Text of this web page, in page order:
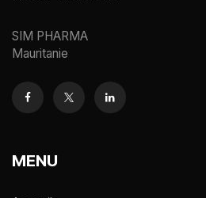
SIM PHARMA
Mauritanie
MENU